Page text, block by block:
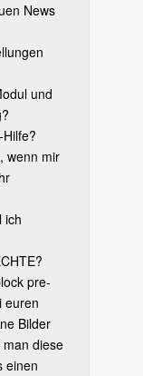
News
und
wenn mir
ich
pre-
euren
Bilder
diese
einen